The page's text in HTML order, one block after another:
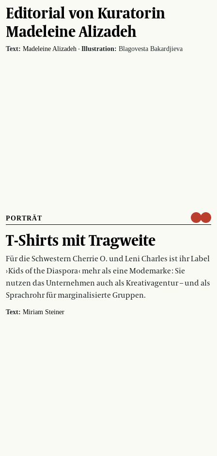
Editorial von Kuratorin
Madeleine Alizadeh
Text: Madeleine Alizadeh · Illustration: Blagovesta Bakardjieva
PORTRÄT
T-Shirts mit Tragweite
Für die Schwestern Cherrie O. und Leni Charles ist ihr Label
› Kids of the Diaspora ‹ mehr als eine Modemarke : Sie
nutzen das Unternehmen auch als Kreativagentur – und als
Sprachrohr für marginalisierte Gruppen.
Text: Miriam Steiner